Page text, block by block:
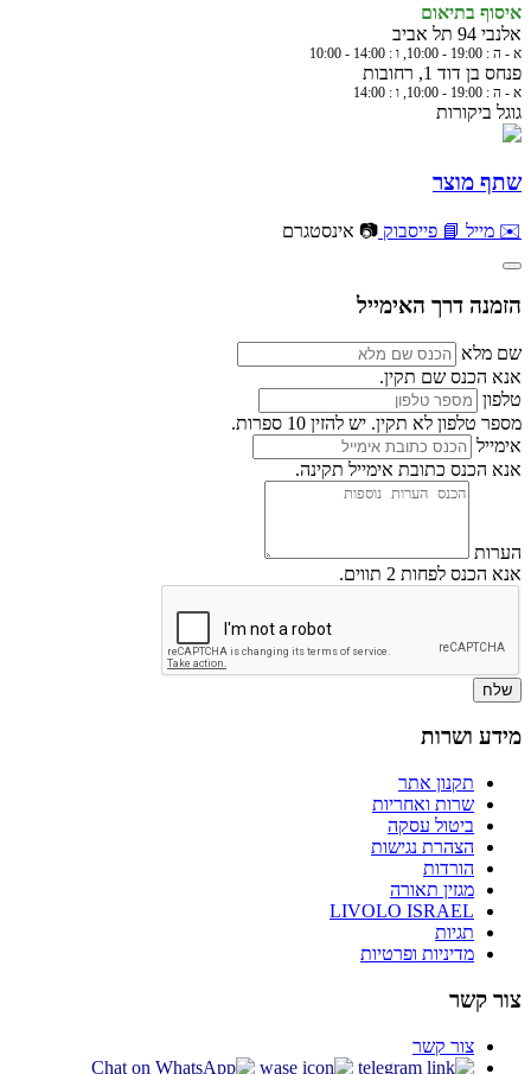
איסוף בתיאום
אלנבי 94 תל אביב
א - ה : 19:00 - 10:00, ו : 14:00 - 10:00
פנחס בן דוד 1, רחובות
א - ה : 19:00 - 10:00, ו : 14:00
גוגל ביקורות
שתף מוצר
✉️ מייל 📘 פייסבוק 📷 אינסטגרם
הזמנה דרך האימייל
שם מלא
אנא הכנס שם תקין.
טלפון
מספר טלפון לא תקין. יש להזין 10 ספרות.
אימייל
אנא הכנס כתובת אימייל תקינה.
הערות
אנא הכנס לפחות 2 תווים.
שלח
מידע ושרות
תקנון אתר
שרות ואחריות
ביטול עסקה
הצהרת נגישות
הורדות
מגזין תאורה
LIVOLO ISRAEL
תגיות
מדיניות ופרטיות
צור קשר
צור קשר